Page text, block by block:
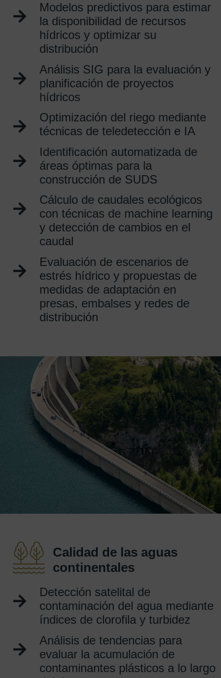
Modelos predictivos para estimar
la disponibilidad de recursos
hídricos y optimizar su
distribución
Análisis SIG para la evaluación y
planificación de proyectos
hídricos
Optimización del riego mediante
técnicas de teledetección e IA
Identificación automatizada de
áreas óptimas para la
construcción de SUDS
Cálculo de caudales ecológicos
con técnicas de machine learning
y detección de cambios en el
caudal
Evaluación de escenarios de
estrés hídrico y propuestas de
medidas de adaptación en
presas, embalses y redes de
distribución
Calidad de las aguas
continentales
Detección satelital de
contaminación del agua mediante
índices de clorofila y turbidez
Análisis de tendencias para
evaluar la acumulación de
contaminantes plásticos a lo largo